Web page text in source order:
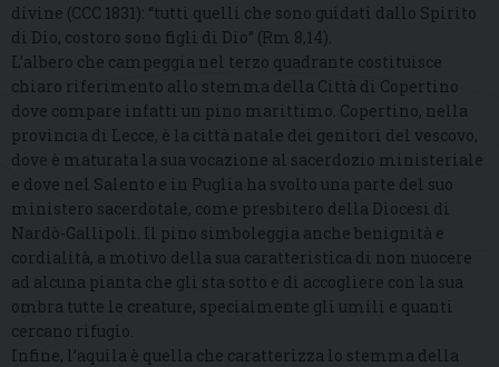
divine (CCC 1831): “tutti quelli che sono guidati dallo Spirito
di Dio, costoro sono figli di Dio” (Rm 8,14).
L’albero che campeggia nel terzo quadrante costituisce
chiaro riferimento allo stemma della Città di Copertino
dove compare infatti un pino marittimo. Copertino, nella
provincia di Lecce, è la città natale dei genitori del vescovo,
dove è maturata la sua vocazione al sacerdozio ministeriale
e dove nel Salento e in Puglia ha svolto una parte del suo
ministero sacerdotale, come presbitero della Diocesi di
Nardò-Gallipoli. Il pino simboleggia anche benignità e
cordialità, a motivo della sua caratteristica di non nuocere
ad alcuna pianta che gli sta sotto e di accogliere con la sua
ombra tutte le creature, specialmente gli umili e quanti
cercano rifugio.
Infine, l’aquila è quella che caratterizza lo stemma della